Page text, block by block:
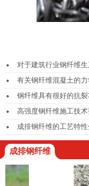
对于建筑行业钢纤维
有关钢纤维混凝土的力
钢纤维具有很好的抗
高强度钢纤维施工技
成排钢纤维的工艺特
成排钢纤维